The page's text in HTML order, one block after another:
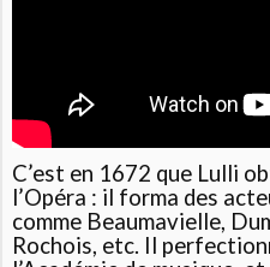
C’est en 1672 que Lulli
l’Opéra : il forma des
comme Beaumavielle,
Rochois, etc. Il